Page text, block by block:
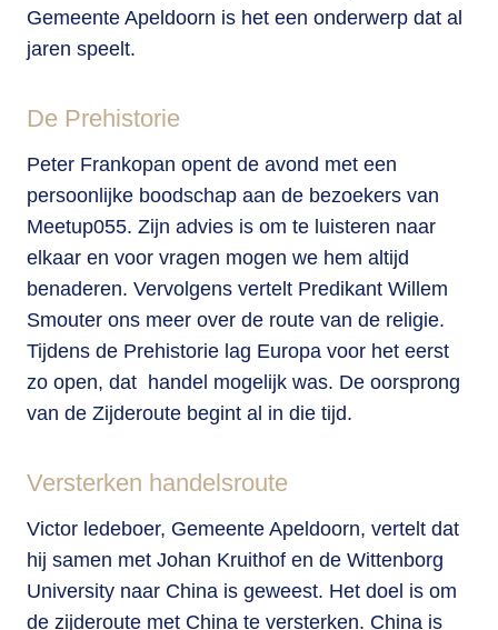
Gemeente Apeldoorn is het een onderwerp dat al
jaren speelt.
De Prehistorie
Peter Frankopan opent de avond met een
persoonlijke boodschap aan de bezoekers van
Meetup055. Zijn advies is om te luisteren naar
elkaar en voor vragen mogen we hem altijd
benaderen. Vervolgens vertelt Predikant Willem
Smouter ons meer over de route van de religie.
Tijdens de Prehistorie lag Europa voor het eerst
zo open, dat handel mogelijk was. De oorsprong
van de Zijderoute begint al in die tijd.
Versterken handelsroute
Victor ledeboer, Gemeente Apeldoorn, vertelt dat
hij samen met Johan Kruithof en de Wittenborg
University naar China is geweest. Het doel is om
de zijderoute met China te versterken. China is